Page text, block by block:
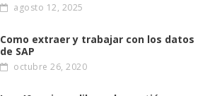
agosto 12, 2025
Como extraer y trabajar con los datos
de SAP
octubre 26, 2020